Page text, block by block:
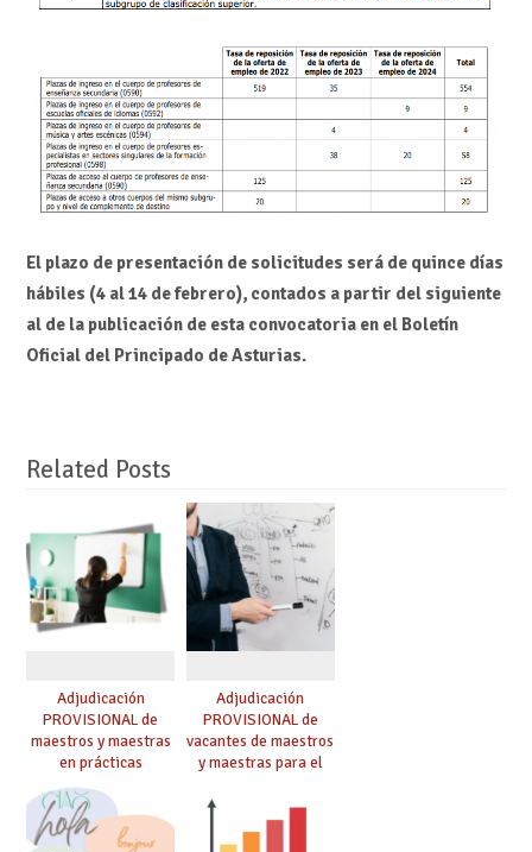
El plazo de presentación de solicitudes será de quince días
hábiles (4 al 14 de febrero), contados a partir del siguiente
al de la publicación de esta convocatoria en el Boletín
Oficial del Principado de Asturias.
Related Posts
Adjudicación
PROVISIONAL de
maestros y maestras
en prácticas
Adjudicación
PROVISIONAL de
vacantes de maestros
y maestras para el